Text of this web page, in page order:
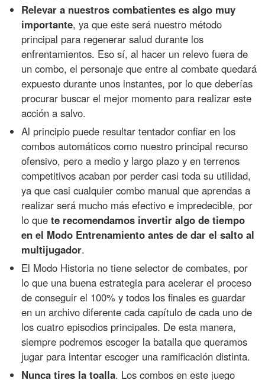
Relevar a nuestros combatientes es algo muy
importante, ya que este será nuestro método
principal para regenerar salud durante los
enfrentamientos. Eso sí, al hacer un relevo fuera de
un combo, el personaje que entre al combate quedará
expuesto durante unos instantes, por lo que deberías
procurar buscar el mejor momento para realizar este
acción a salvo.
Al principio puede resultar tentador confiar en los
combos automáticos como nuestro principal recurso
ofensivo, pero a medio y largo plazo y en terrenos
competitivos acaban por perder casi toda su utilidad,
ya que casi cualquier combo manual que aprendas a
realizar será mucho más efectivo e impredecible, por
lo quete recomendamos invertir algo de tiempo
en el Modo Entrenamiento antes de dar el salto al
multijugador.
El Modo Historia no tiene selector de combates, por
lo que una buena estrategia para acelerar el proceso
de conseguir el 100% y todos los finales es guardar
en un archivo diferente cada capítulo de cada uno de
los cuatro episodios principales. De esta manera,
siempre podremos escoger la batalla que queramos
jugar para intentar escoger una ramificación distinta.
Nunca tires la toalla. Los combos en este juego